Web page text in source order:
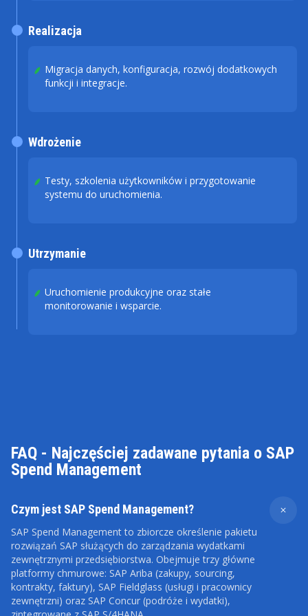
Migracja danych, konfiguracja, rozwój dodatkowych
funkcji i integracje.
Realizacja
Testy, szkolenia użytkowników i przygotowanie
systemu do uruchomienia.
Wdrożenie
Uruchomienie produkcyjne oraz stałe
monitorowanie i wsparcie.
Utrzymanie
FAQ - Najczęściej zadawane pytania o SAP
Spend Management
Czym jest SAP Spend Management?
SAP Spend Management to zbiorcze określenie pakietu
rozwiązań SAP służących do zarządzania wydatkami
zewnętrznymi przedsiębiorstwa. Obejmuje trzy główne
platformy chmurowe: SAP Ariba (zakupy, sourcing,
kontrakty, faktury), SAP Fieldglass (usługi i pracownicy
zewnętrzni) oraz SAP Concur (podróże i wydatki),